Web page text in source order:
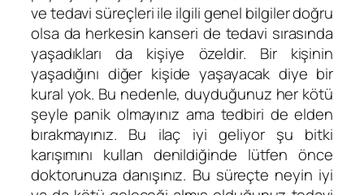
ve tedavi süreçleri ile ilgili genel bilgiler doğru
olsa da herkesin kanseri de tedavi sırasında
yaşadıkları da kişiye özeldir. Bir kişinin
yaşadığını diğer kişide yaşayacak diye bir
kural yok. Bu nedenle, duyduğunuz her kötü
şeyle panik olmayınız ama tedbiri de elden
bırakmayınız. Bu ilaç iyi geliyor şu bitki
karışımını kullan denildiğinde lütfen önce
doktorunuza danışınız. Bu süreçte neyin iyi